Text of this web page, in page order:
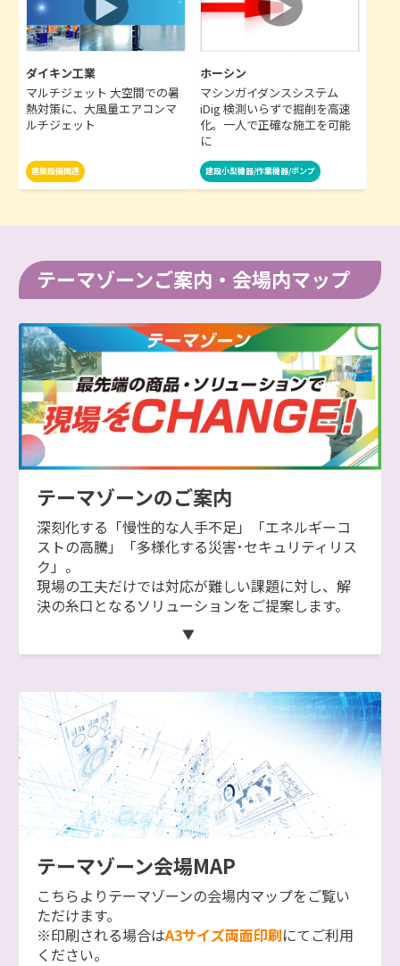
ダイキン工業
マルチジェット 大空間での暑
熱対策に、大風量エアコンマ
ルチジェット
建築設備関連
ホーシン
マシンガイダンスシステム
iDig 検測いらずで掘削を高速
化。一人で正確な施工を可能
に
建設小型機器/作業機器/ポンプ
テーマゾーンご案内・会場内マップ
テーマゾーンのご案内
深刻化する「慢性的な人手不足」「エネルギーコ
ストの高騰」「多様化する災害･セキュリティリス
ク」。
現場の工夫だけでは対応が難しい課題に対し、解
決の糸口となるソリューションをご提案します。
テーマゾーン会場MAP
こちらよりテーマゾーンの会場内マップをご覧い
ただけます。
※印刷される場合はA3サイズ両面印刷にてご利用
ください。